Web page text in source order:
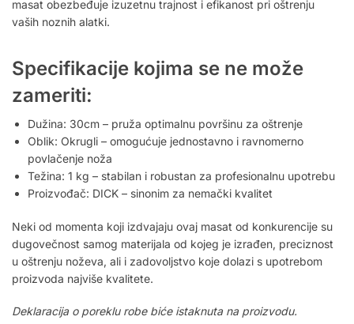
masat obezbeđuje izuzetnu trajnost i efikanost pri oštrenju
vaših noznih alatki.
Specifikacije kojima se ne može
zameriti:
Dužina: 30cm – pruža optimalnu površinu za oštrenje
Oblik: Okrugli – omogućuje jednostavno i ravnomerno
povlačenje noža
Težina: 1 kg – stabilan i robustan za profesionalnu upotrebu
Proizvođač: DICK – sinonim za nemački kvalitet
Neki od momenta koji izdvajaju ovaj masat od konkurencije su
dugovečnost samog materijala od kojeg je izrađen, preciznost
u oštrenju noževa, ali i zadovoljstvo koje dolazi s upotrebom
proizvoda najviše kvalitete.
Deklaracija o poreklu robe biće istaknuta na proizvodu.